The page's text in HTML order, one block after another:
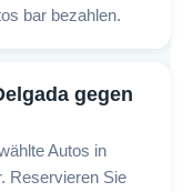
bar bezahlen.
gegen
Autos in
Reservieren Sie